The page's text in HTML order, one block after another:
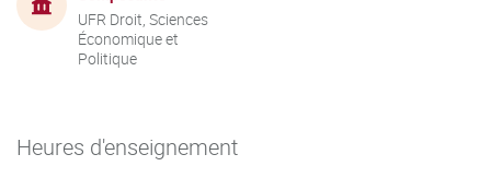
UFR Droit, Sciences
Économique et
Politique
Heures d'enseignement